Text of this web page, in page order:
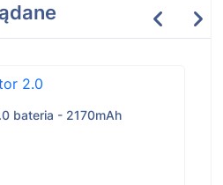
bateria - 2170mAh